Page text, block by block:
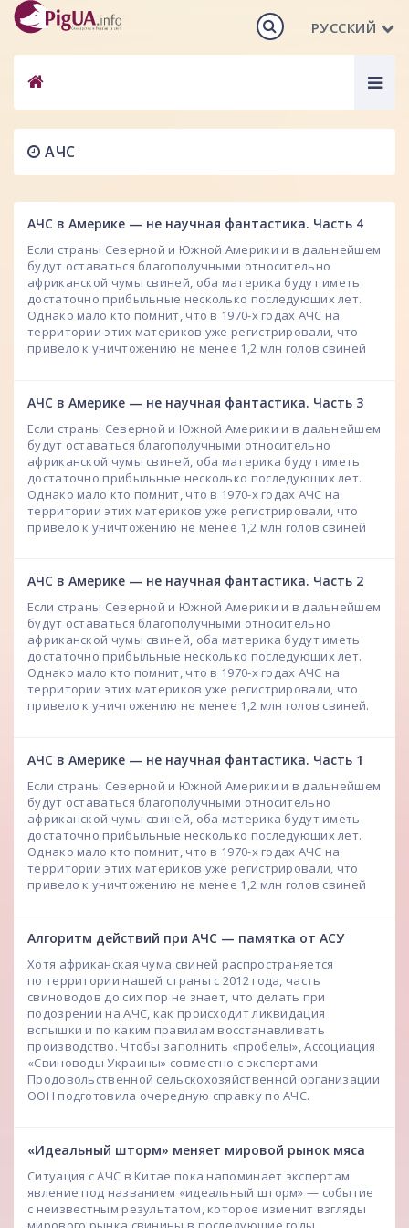
РУССКИЙ
АЧС
АЧС в Америке — не научная фантастика. Часть 4
Если страны Северной и Южной Америки и в дальнейшем
будут оставаться благополучными относительно
африканской чумы свиней, оба материка будут иметь
достаточно прибыльные несколько последующих лет.
Однако мало кто помнит, что в 1970-х годах АЧС на
территории этих материков уже регистрировали, что
привело к уничтожению не менее 1,2 млн голов свиней
АЧС в Америке — не научная фантастика. Часть 3
Если страны Северной и Южной Америки и в дальнейшем
будут оставаться благополучными относительно
африканской чумы свиней, оба материка будут иметь
достаточно прибыльные несколько последующих лет.
Однако мало кто помнит, что в 1970-х годах АЧС на
территории этих материков уже регистрировали, что
привело к уничтожению не менее 1,2 млн голов свиней
АЧС в Америке — не научная фантастика. Часть 2
Если страны Северной и Южной Америки и в дальнейшем
будут оставаться благополучными относительно
африканской чумы свиней, оба материка будут иметь
достаточно прибыльные несколько последующих лет.
Однако мало кто помнит, что в 1970-х годах АЧС на
территории этих материков уже регистрировали, что
привело к уничтожению не менее 1,2 млн голов свиней.
АЧС в Америке — не научная фантастика. Часть 1
Если страны Северной и Южной Америки и в дальнейшем
будут оставаться благополучными относительно
африканской чумы свиней, оба материка будут иметь
достаточно прибыльные несколько последующих лет.
Однако мало кто помнит, что в 1970-х годах АЧС на
территории этих материков уже регистрировали, что
привело к уничтожению не менее 1,2 млн голов свиней
Алгоритм действий при АЧС — памятка от АСУ
Хотя африканская чума свиней распространяется
по территории нашей страны с 2012 года, часть
свиноводов до сих пор не знает, что делать при
подозрении на АЧС, как происходит ликвидация
вспышки и по каким правилам восстанавливать
производство. Чтобы заполнить «пробелы», Ассоциация
«Свиноводы Украины» совместно с экспертами
Продовольственной сельскохозяйственной организации
ООН подготовила очередную справку по АЧС.
«Идеальный шторм» меняет мировой рынок мяса
Ситуация с АЧС в Китае пока напоминает экспертам
явление под названием «идеальный шторм» — событие
с неизвестным результатом, которое изменит взгляды